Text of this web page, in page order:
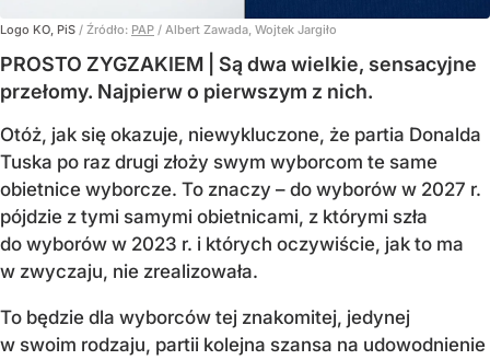
Logo KO, PiS / Źródło: PAP / Albert Zawada, Wojtek Jargiło
PROSTO ZYGZAKIEM | Są dwa wielkie, sensacyjne
przełomy. Najpierw o pierwszym z nich.
Otóż, jak się okazuje, niewykluczone, że partia Donalda
Tuska po raz drugi złoży swym wyborcom te same
obietnice wyborcze. To znaczy – do wyborów w 2027 r.
pójdzie z tymi samymi obietnicami, z którymi szła
do wyborów w 2023 r. i których oczywiście, jak to ma
w zwyczaju, nie zrealizowała.
To będzie dla wyborców tej znakomitej, jedynej
w swoim rodzaju, partii kolejna szansa na udowodnienie